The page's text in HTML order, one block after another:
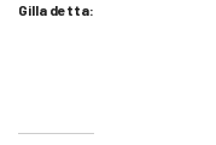
Gilla detta: